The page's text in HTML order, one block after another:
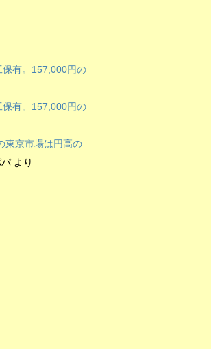
保有。157,000円の
保有。157,000円の
東京市場は円高の
より